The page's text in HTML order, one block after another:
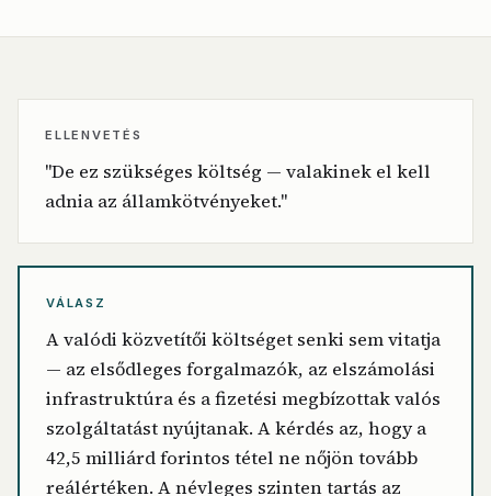
ELLENVETÉS
"De ez szükséges költség — valakinek el kell
adnia az államkötvényeket."
VÁLASZ
A valódi közvetítői költséget senki sem vitatja
— az elsődleges forgalmazók, az elszámolási
infrastruktúra és a fizetési megbízottak valós
szolgáltatást nyújtanak. A kérdés az, hogy a
42,5 milliárd forintos tétel ne nőjön tovább
reálértéken. A névleges szinten tartás az